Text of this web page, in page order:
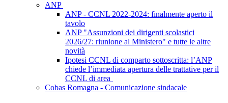
ANP
ANP - CCNL 2022-2024: finalmente aperto il
tavolo
ANP "Assunzioni dei dirigenti scolastici
2026/27: riunione al Ministero" e tutte le altre
novità
Ipotesi CCNL di comparto sottoscritta: l’ANP
chiede l’immediata apertura delle trattative per il
CCNL di area
Cobas Romagna - Comunicazione sindacale